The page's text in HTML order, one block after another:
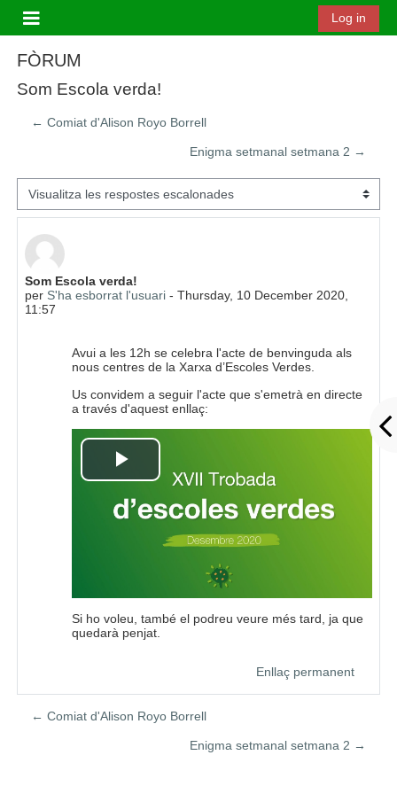
Panell lateral
Log in
FÒRUM
Som Escola verda!
← Comiat d'Alison Royo Borrell
Enigma setmanal setmana 2 →
Mode de visualització
Som Escola verda!
per S'ha esborrat l'usuari -Thursday, 10 December 2020,
11:57
Nombre de respostes: 0
Avui a les 12h se celebra l'acte de benvinguda als
nous centres de la Xarxa d’Escoles Verdes.
Us convidem a seguir l'acte que s'emetrà en directe
a través d'aquest enllaç:
Play
Video
Si ho voleu, també el podreu veure més tard, ja que
quedarà penjat.
Enllaç permanent
← Comiat d'Alison Royo Borrell
Enigma setmanal setmana 2 →